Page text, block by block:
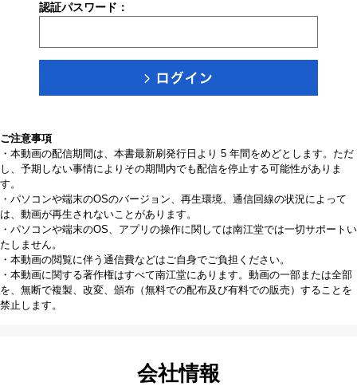
認証パスワード：
ご注意事項
・本動画の配信期間は、本書最新刷発行日より 5 年間をめどとします。ただ
し、予期しない事情によりその期間内でも配信を停止する可能性がありま
す。
・パソコンや端末のOSのバージョン、再生環境、通信回線の状況によって
は、動画が再生されないことがあります。
・パソコンや端末のOS、アプリの操作に関しては南江堂では一切サポートい
たしません。
・本動画の閲覧に伴う通信費などはご自身でご負担ください。
・本動画に関する著作権はすべて南江堂にあります。動画の一部または全部
を、無断で複製、改変、頒布（無料での配布及び有料での販売）することを
禁止します。
会社情報